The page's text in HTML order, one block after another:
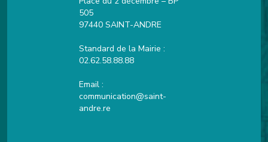
505
97440 SAINT-ANDRE
Standard de la Mairie :
02.62.58.88.88
Email :
communication@saint-
andre.re